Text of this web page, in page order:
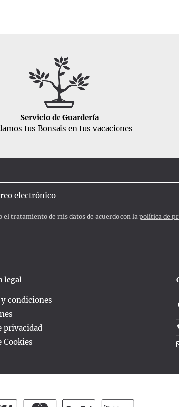
Servicio de Guardería
tus Bonsais en tus vacaciones
el tratamiento de mis datos de acuerdo con lapolítica de
legal
condiciones
privacidad
Cookies